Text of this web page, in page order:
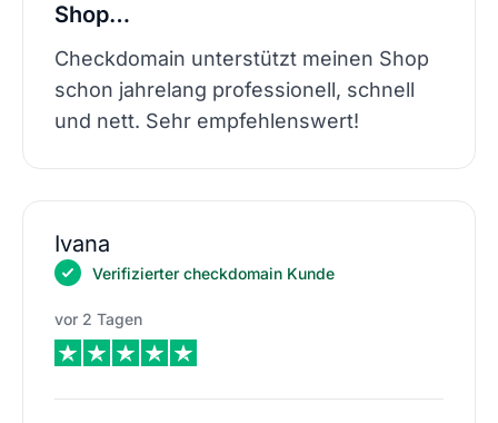
Shop…
Checkdomain unterstützt meinen Shop
schon jahrelang professionell, schnell
und nett. Sehr empfehlenswert!
Ivana
Verifizierter checkdomain Kunde
vor 2 Tagen